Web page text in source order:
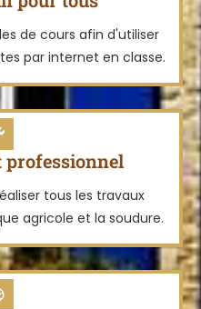
de cours afin d'utiliser
par internet en classe.
professionnel
tous les travaux
agricole et la soudure.